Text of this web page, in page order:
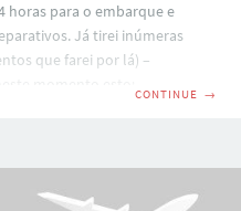
horas para o embarque e
Já tirei inúmeras
que farei por lá) –
CONTINUE →